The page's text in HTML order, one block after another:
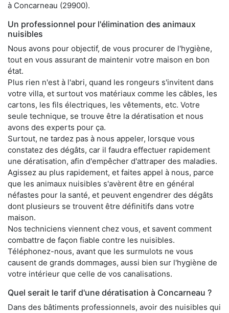
à Concarneau (29900).
Un professionnel pour l'élimination des animaux
nuisibles
Nous avons pour objectif, de vous procurer de l'hygiène,
tout en vous assurant de maintenir votre maison en bon
état.
Plus rien n'est à l'abri, quand les rongeurs s'invitent dans
votre villa, et surtout vos matériaux comme les câbles, les
cartons, les fils électriques, les vêtements, etc. Votre
seule technique, se trouve être la dératisation et nous
avons des experts pour ça.
Surtout, ne tardez pas à nous appeler, lorsque vous
constatez des dégâts, car il faudra effectuer rapidement
une dératisation, afin d'empêcher d'attraper des maladies.
Agissez au plus rapidement, et faites appel à nous, parce
que les animaux nuisibles s'avèrent être en général
néfastes pour la santé, et peuvent engendrer des dégâts
dont plusieurs se trouvent être définitifs dans votre
maison.
Nos techniciens viennent chez vous, et savent comment
combattre de façon fiable contre les nuisibles.
Téléphonez-nous, avant que les surmulots ne vous
causent de grands dommages, aussi bien sur l'hygiène de
votre intérieur que celle de vos canalisations.
Quel serait le tarif d'une dératisation à Concarneau ?
Dans des bâtiments professionnels, avoir des nuisibles qui